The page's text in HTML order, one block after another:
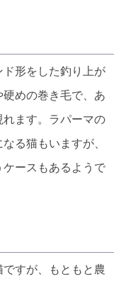
形をした釣り上が
めの巻き毛で、あ
ます。ラパーマの
る猫もいますが、
ースもあるようで
すが、もともと農